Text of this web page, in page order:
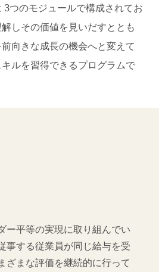
3つのモジュールで構成されてお
しその価値を見いだすととも
向きな成長の機会へと変えて
ルを習得できるプログラムで
ー平等の実現に取り組んでい
事する従業員が同じ給与を受
ざまな評価を継続的に行って